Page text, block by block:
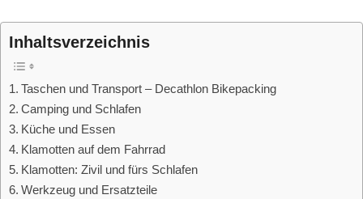
Inhaltsverzeichnis
Taschen und Transport – Decathlon Bikepacking
Camping und Schlafen
Küche und Essen
Klamotten auf dem Fahrrad
Klamotten: Zivil und fürs Schlafen
Werkzeug und Ersatzteile